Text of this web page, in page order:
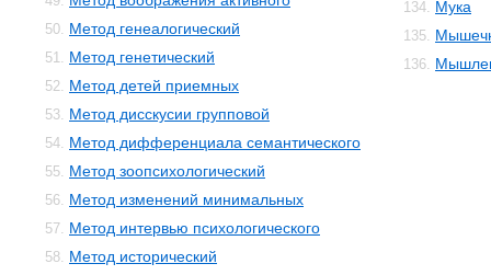
50. Метод генеалогический
51. Метод генетический
52. Метод детей приемных
53. Метод дисскусии групповой
54. Метод дифференциала семантического
55. Метод зоопсихологический
56. Метод изменений минимальных
57. Метод интервью психологического
58. Метод исторический
134. Мука
135.
136.